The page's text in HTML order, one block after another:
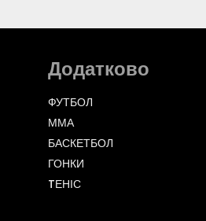
Додатково
ФУТБОЛ
ММА
БАСКЕТБОЛ
ГОНКИ
TЕНІС